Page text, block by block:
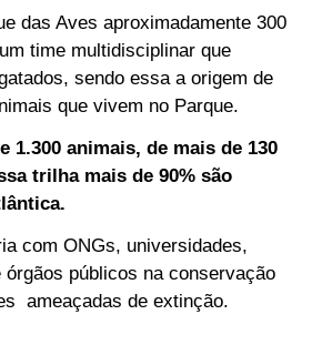
das Aves aproximadamente 300
time multidisciplinar que
sendo essa a origem de
que vivem no Parque.
1.300 animais, de mais de 130
trilha mais de 90% são
com ONGs, universidades,
públicos na conservação
ameaçadas de extinção.